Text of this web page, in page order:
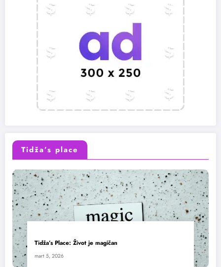
Tidža’s place
Tidža’s Place: Život je magičan
mart 5, 2026